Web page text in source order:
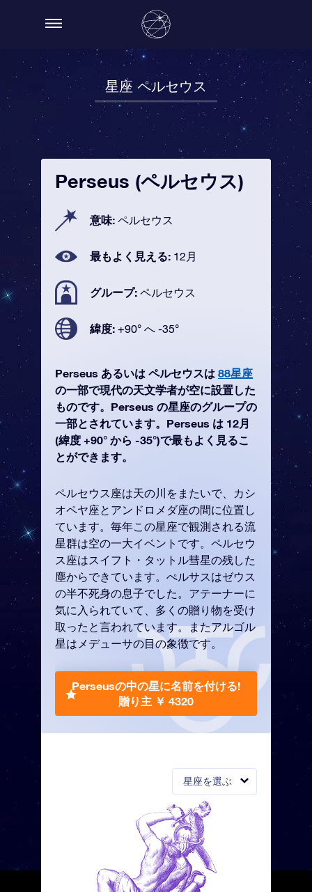
星座 ペルセウス
星座を選ぶ
Perseus (ペルセウス)
意味: ペルセウス
最もよく見える: 12月
グループ: ペルセウス
緯度: +90° へ -35°
Perseus あるいは ペルセウスは 88星座
の一部で現代の天文学者が空に設置した
ものです。Perseus の星座のグループの
一部とされています。Perseus は 12月
(緯度 +90° から -35°)で最もよく見るこ
とができます。
ペルセウス座は天の川をまたいで、カシ
オペヤ座とアンドロメダ座の間に位置し
ています。毎年この星座で観測される流
星群は空の一大イベントです。ペルセウ
ス座はスイフト・タットル彗星の残した
塵からできています。ぺルサスはゼウス
の半不死身の息子でした。アテーナーに
気に入られていて、多くの贈り物を受け
取ったと言われています。またアルゴル
星はメデューサの目の象徴です。
Perseusの中の星に名前を付ける!
贈り主 ￥ 4320